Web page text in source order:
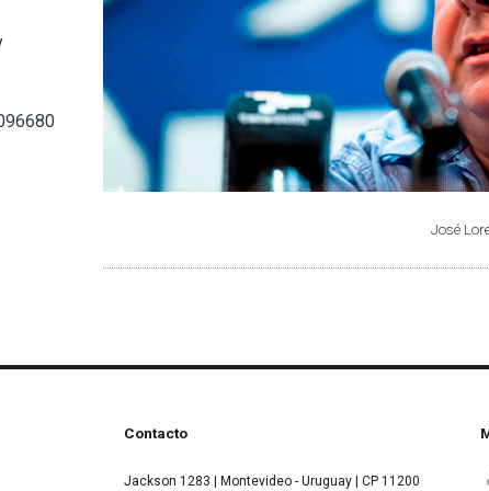
José
Contacto
Jackson 1283 | Montevideo - Uruguay | CP 11200